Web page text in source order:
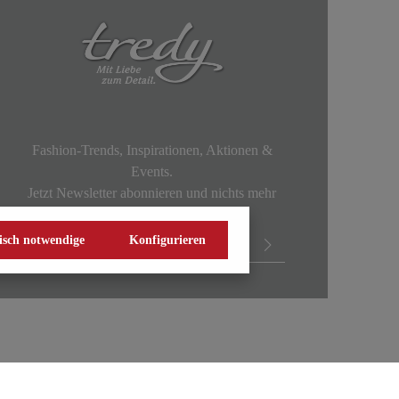
Fashion-Trends, Inspirationen, Aktionen &
Events.
Jetzt Newsletter abonnieren und nichts mehr
notwendige Konfigurieren